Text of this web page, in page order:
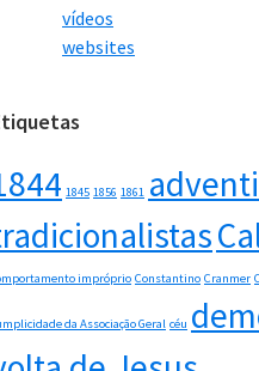
vídeos
websites
1845 1856 1861
impróprio Constantino Cranmer
da Associação Geral céu